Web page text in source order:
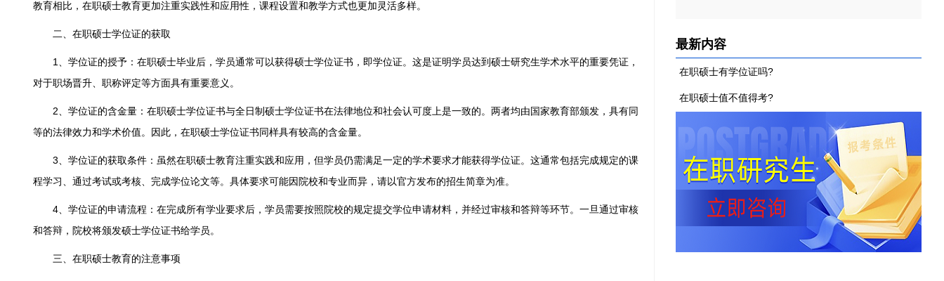
教育相比，在职硕士教育更加注重实践性和应用性，课程设置和教学方式也更加灵活多样。
二、在职硕士学位证的获取
1、学位证的授予：在职硕士毕业后，学员通常可以获得硕士学位证书，即学位证。这是证明学员达到硕士研究生学术水平的重要凭证，
对于职场晋升、职称评定等方面具有重要意义。
2、学位证的含金量：在职硕士学位证书与全日制硕士学位证书在法律地位和社会认可度上是一致的。两者均由国家教育部颁发，具有同
等的法律效力和学术价值。因此，在职硕士学位证书同样具有较高的含金量。
3、学位证的获取条件：虽然在职硕士教育注重实践和应用，但学员仍需满足一定的学术要求才能获得学位证。这通常包括完成规定的课
程学习、通过考试或考核、完成学位论文等。具体要求可能因院校和专业而异，请以官方发布的招生简章为准。
4、学位证的申请流程：在完成所有学业要求后，学员需要按照院校的规定提交学位申请材料，并经过审核和答辩等环节。一旦通过审核
和答辩，院校将颁发硕士学位证书给学员。
三、在职硕士教育的注意事项
最新内容
在职硕士有学位证吗?
在职硕士值不值得考?